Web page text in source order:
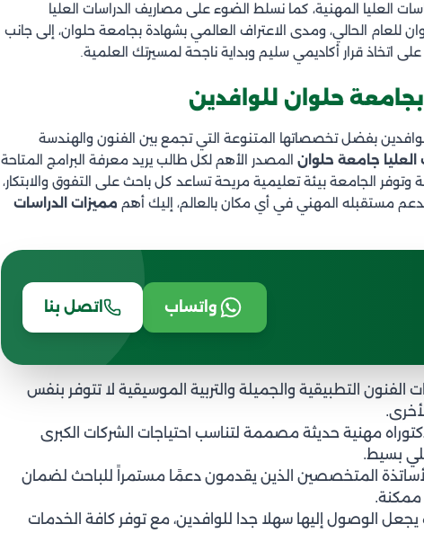
العليا المهنية، كما نسلط الضوء على مصاريف الدراسات العليا
للعام الحالي، ومدى الاعتراف العالمي بشهادة بجامعة حلوان، إلى جانب
اتخاذ قرار أكاديمي سليم وبداية ناجحة لمسيرتك العلمية.
حلوان للوافدين
بفضل تخصصاتها المتنوعة التي تجمع بين الفنون والهندسة
العليا جامعة حلوان المصدر الأهم لكل طالب يريد معرفة البرامج المتاحة
الجامعة بيئة تعليمية مريحة تساعد كل باحث على التفوق والابتكار،
مستقبله المهني في أي مكان بالعالم، إليك أهم مميزات الدراسات
واتساب اتصل بنا
التطبيقية والجميلة والتربية الموسيقية لا تتوفر بنفس
مهنية حديثة مصممة لتناسب احتياجات الشركات الكبرى
بسيط.
المتخصصين الذين يقدمون دعمًا مستمراً للباحث لضمان
ممكنة.
الوصول إليها سهلا جدا للوافدين، مع توفر كافة الخدمات